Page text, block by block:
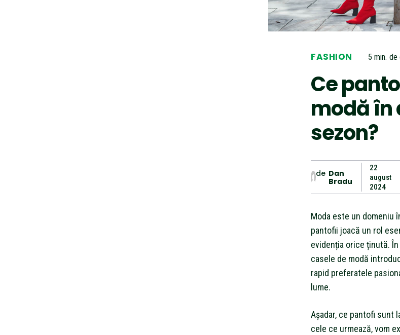
FASHION 5 min. de
Ce
modă în
sezon?
de Dan
Bradu
22
august
2024
Moda este un domeniu
pantofii joacă un rol
evidenția orice ținută.
casele de modă
rapid preferatele
lume.
Așadar, ce pantofi sunt
cele ce urmează, vom